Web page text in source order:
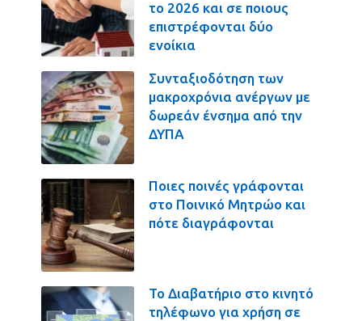
το 2026 και σε ποιους
επιστρέφονται δύο
ενοίκια
Συνταξιοδότηση των
μακροχρόνια ανέργων με
δωρεάν ένσημα από την
ΔΥΠΑ
Ποιες ποινές γράφονται
στο Ποινικό Μητρώο και
πότε διαγράφονται
Το Διαβατήριο στο κινητό
τηλέφωνο για χρήση σε